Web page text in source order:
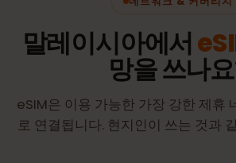
말레이시아에서
망을 쓰나
eSIM은 이용 가능한 가장 강한 제휴
로 연결됩니다. 현지인이 쓰는 것과